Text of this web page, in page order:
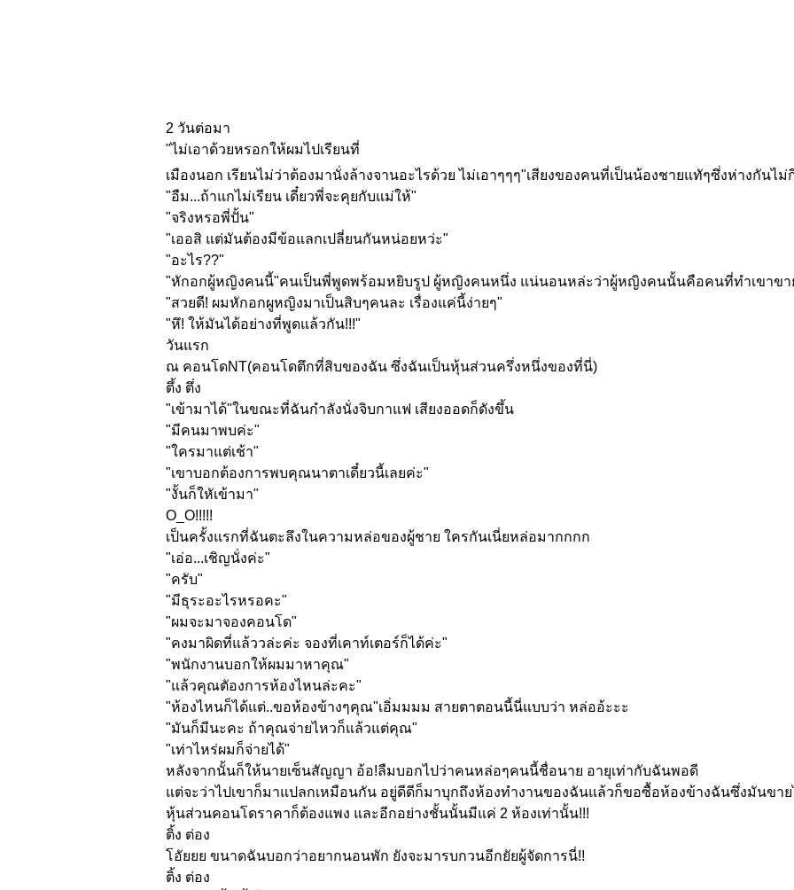
2 วันต่อมา
"ไม่เอาด้วยหรอกให้ผมไปเรียนที่
เมืองนอก เรียนไม่ว่าต้องมานั่งล้างจานอะไรด้วย ไม่เอาๆๆๆ"เสียงของคนที่เป็นน้องชายแทัๆซึ่งห่างกันไม่
"อืม...ถ้าแกไม่เรียน เดี๋ยวพี่จะคุยกับแม่ให้"
"จริงหรอพี่ปั้น"
"เออสิ แต่มันต้องมีข้อแลกเปลี่ยนกันหน่อยหว่ะ"
"อะไร??"
"หักอกผู้หญิงคนนี้"คนเป็นพี่พูดพร้อมหยิบรูป ผู้หญิงคนหนึ่ง แน่นอนหล่ะว่าผู้หญิงคนนั้นคือคนที่ทำเขาข
"สวยดี! ผมหักอกผูหญิงมาเป็นสิบๆคนละ เรื่องแค่นี้ง่ายๆ"
"หึ! ให้มันได้อย่างที่พูดแล้วกัน!!!"
วันแรก
ณ คอนโดNT(คอนโดตึกที่สิบของฉัน ซึ่งฉันเป็นหุ้นส่วนครึ่งหนึ่งของที่นี่)
ตึ้ง ตึ่ง
"เข้ามาได้"ในขณะที่ฉันกำลังนั่งจิบกาแฟ เสียงออดก็ดังขึ้น
"มีคนมาพบค่ะ"
"ใครมาแต่เช้า"
"เขาบอกต้องการพบคุณนาตาเดี๋ยวนี้เลยค่ะ"
"งั้นก็ใหัเข้ามา"
O_O!!!!!
เป็นครั้งแรกที่ฉันตะลึงในความหล่อของผู้ชาย ใครกันเนี่ยหล่อมากกกก
"เอ่อ...เชิญนั่งค่ะ"
"ครับ"
"มีธุระอะไรหรอคะ"
"ผมจะมาจองคอนโด"
"คงมาผิดที่แล้ววล่ะค่ะ จองที่เคาท์เตอร์ก็ได้ค่ะ"
"พนักงานบอกให้ผมมาหาคุณ"
"แล้วคุณตัองการห้องไหนล่ะคะ"
"ห้องไหนก็ได้แต่..ขอห้องข้างๆคุณ"เอิ่มมมม สายตาตอนนี้นี่แบบว่า หล่ออ้ะะะ
"มันก็มีนะคะ ถ้าคุณจ่ายไหวก็แล้วแต่คุณ"
"เท่าไหร่ผมก็จ่ายได้"
หลังจากนั้นก็ให้นายเซ็นสัญญา อ้อ!ลืมบอกไปว่าคนหล่อๆคนนี้ชื่อนาย อายุเท่ากับฉันพอดี
แต่จะว่าไปเขาก็มาแปลกเหมือนกัน อยู่ดีดีก็มาบุกถึงห้องทำงานของฉันแล้วก็ขอซื้อห้องข้างฉันซึ่งมันขาย
หุ้นส่วนคอนโดราคาก็ต้องแพง และอีกอย่างชั้นนั้นมีแค่ 2 ห้องเท่านั้น!!!
ติ้ง ต่อง
โอัยยย ขนาดฉันบอกว่าอยากนอนพัก ยังจะมารบกวนอีกยัยผู้จัดการนี่!!
ติ้ง ต่อง